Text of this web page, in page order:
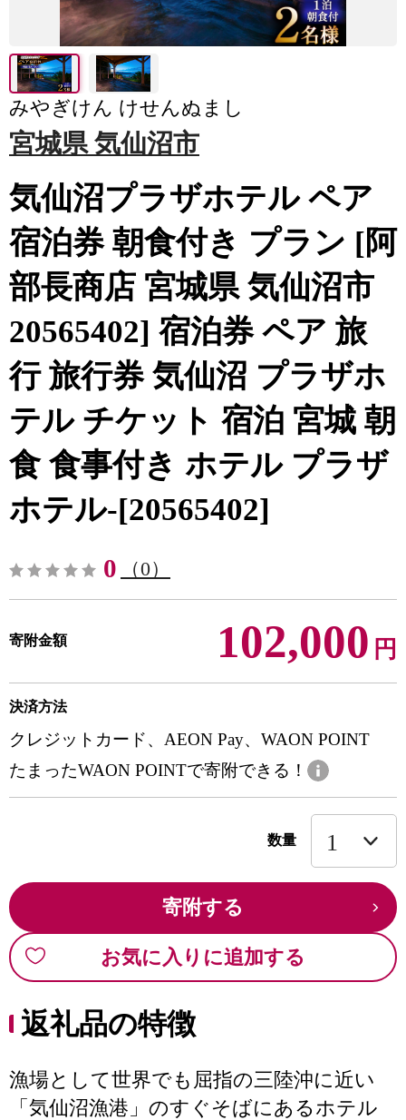
みやぎけん けせんぬまし
宮城県 気仙沼市
気仙沼プラザホテル ペア
宿泊券 朝食付き プラン [阿
部長商店 宮城県 気仙沼市
20565402] 宿泊券 ペア 旅
行 旅行券 気仙沼 プラザホ
テル チケット 宿泊 宮城 朝
食 食事付き ホテル プラザ
ホテル-[20565402]
0 （0）
寄附金額 102,000 円
決済方法
クレジットカード、AEON Pay、WAON POINT
たまったWAON POINTで寄附できる！
数量
寄附する
お気に入りに追加する
返礼品の特徴
漁場として世界でも屈指の三陸沖に近い
「気仙沼漁港」のすぐそばにあるホテル